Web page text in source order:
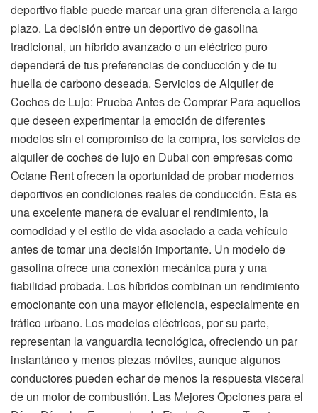
deportivo fiable puede marcar una gran diferencia a largo
plazo. La decisión entre un deportivo de gasolina
tradicional, un híbrido avanzado o un eléctrico puro
dependerá de tus preferencias de conducción y de tu
huella de carbono deseada. Servicios de Alquiler de
Coches de Lujo: Prueba Antes de Comprar Para aquellos
que deseen experimentar la emoción de diferentes
modelos sin el compromiso de la compra, los servicios de
alquiler de coches de lujo en Dubai con empresas como
Octane Rent ofrecen la oportunidad de probar modernos
deportivos en condiciones reales de conducción. Esta es
una excelente manera de evaluar el rendimiento, la
comodidad y el estilo de vida asociado a cada vehículo
antes de tomar una decisión importante. Un modelo de
gasolina ofrece una conexión mecánica pura y una
fiabilidad probada. Los híbridos combinan un rendimiento
emocionante con una mayor eficiencia, especialmente en
tráfico urbano. Los modelos eléctricos, por su parte,
representan la vanguardia tecnológica, ofreciendo un par
instantáneo y menos piezas móviles, aunque algunos
conductores pueden echar de menos la respuesta visceral
de un motor de combustión. Las Mejores Opciones para el